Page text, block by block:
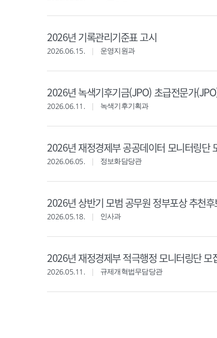
2026년 기록관리기준표 고시
2026.06.15. 운영지원과
2026년 녹색기후기금(JPO) 초급전문가
2026.06.11. 녹색기후기획과
2026년 재정경제부 공공데이터 모니터링단
2026.06.05. 정보화담당관
2026년 상반기 모범 공무원 정부포상 추천
2026.05.18. 인사과
2026년 재정경제부 적극행정 모니터링단 모
2026.05.11. 규제개혁법무담당관